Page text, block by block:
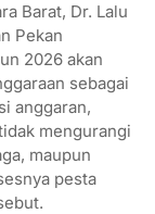
Barat, Dr. Lalu
Pekan
2026 akan
sebagai
anggaran,
mengurangi
maupun
pesta